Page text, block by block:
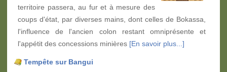
territoire passera, au fur et à mesure des
coups d'état, par diverses mains, dont celles de Bokassa,
l'influence de l'ancien colon restant omniprésente et
l'appétit des concessions minières [En savoir plus...]
Tempête sur Bangui